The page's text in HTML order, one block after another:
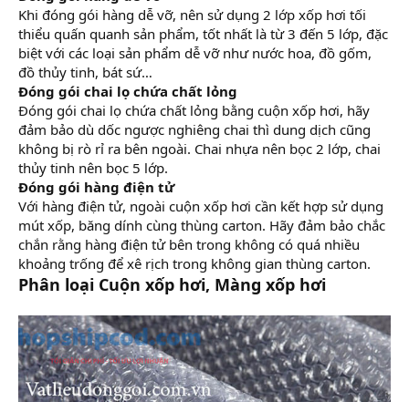
Khi đóng gói hàng dễ vỡ, nên sử dụng 2 lớp xốp hơi tối
thiểu quấn quanh sản phẩm, tốt nhất là từ 3 đến 5 lớp, đặc
biệt với các loại sản phẩm dễ vỡ như nước hoa, đồ gốm,
đồ thủy tinh, bát sứ…
Đóng gói chai lọ chứa chất lỏng
Đóng gói chai lọ chứa chất lỏng bằng cuộn xốp hơi, hãy
đảm bảo dù dốc ngược nghiêng chai thì dung dịch cũng
không bị rò rỉ ra bên ngoài. Chai nhựa nên bọc 2 lớp, chai
thủy tinh nên bọc 5 lớp.
Đóng gói hàng điện tử
Với hàng điện tử, ngoài cuộn xốp hơi cần kết hợp sử dụng
mút xốp, băng dính cùng thùng carton. Hãy đảm bảo chắc
chắn rằng hàng điện tử bên trong không có quá nhiều
khoảng trống để xê rịch trong không gian thùng carton.
Phân loại Cuộn xốp hơi, Màng xốp hơi